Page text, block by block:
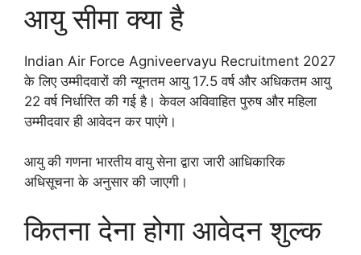
आयु सीमा क्या है
Indian Air Force Agniveervayu Recruitment 2027
के लिए उम्मीदवारों की न्यूनतम आयु 17.5 वर्ष और अधिकतम आयु
22 वर्ष निर्धारित की गई है। केवल अविवाहित पुरुष और महिला
उम्मीदवार ही आवेदन कर पाएंगे।
आयु की गणना भारतीय वायु सेना द्वारा जारी आधिकारिक
अधिसूचना के अनुसार की जाएगी।
कितना देना होगा आवेदन शुल्क